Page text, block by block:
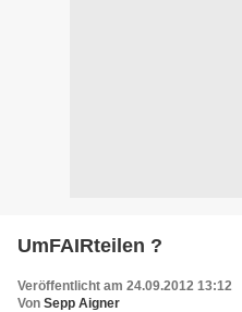
UmFAIRteilen ?
Veröffentlicht am 24.09.2012 13:12
Von Sepp Aigner